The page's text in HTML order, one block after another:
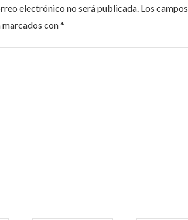
electrónico no será publicada. Los campos
con*